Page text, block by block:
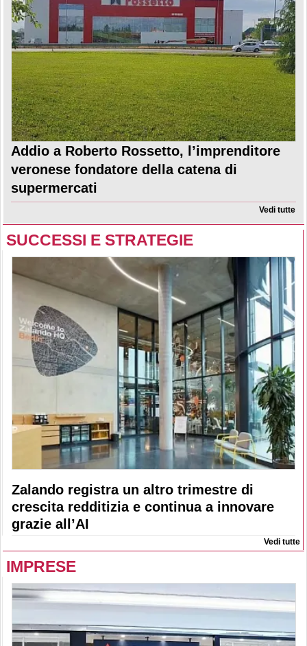
Addio a Roberto Rossetto, l’imprenditore
veronese fondatore della catena di
supermercati
Vedi tutte
SUCCESSI E STRATEGIE
Zalando registra un altro trimestre di
crescita redditizia e continua a innovare
grazie all’AI
Vedi tutte
IMPRESE